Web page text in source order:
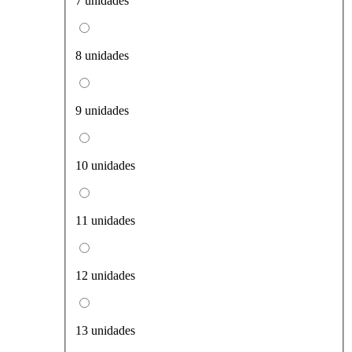
8 unidades
9 unidades
10 unidades
11 unidades
12 unidades
13 unidades